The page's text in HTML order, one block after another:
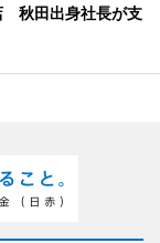
秋田出身社長が支